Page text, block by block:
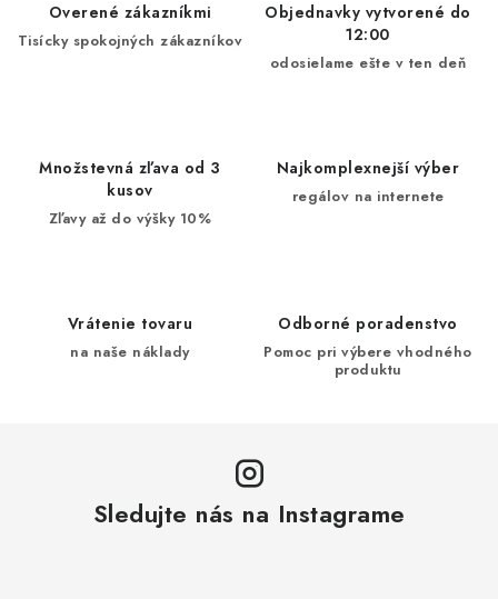
Overené zákazníkmi
Tisícky spokojných zákazníkov
Objednavky vytvorené do
12:00
odosielame ešte v ten deň
Množstevná zľava od 3
kusov
Zľavy až do výšky 10%
Najkomplexnejší výber
regálov na internete
Vrátenie tovaru
na naše náklady
Odborné poradenstvo
Pomoc pri výbere vhodného
produktu
Sledujte nás na Instagrame